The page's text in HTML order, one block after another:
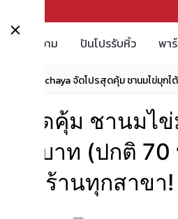
บทความ ปันโปรรับหิ้ว พา
Ochaya จัดโปรสุดคุ้ม ชานมไข่มุ
ปรสุดคุ้ม ชานมไ
55 บาท (ปกติ
หน้าร้านทุกสาขา!